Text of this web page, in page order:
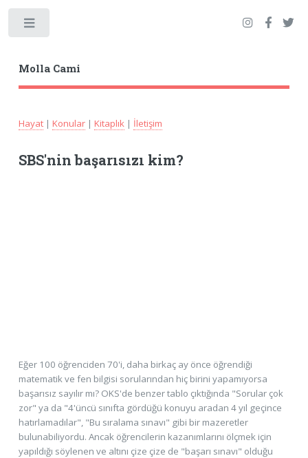
Molla Cami
Hayat| Konular| Kitaplık| İletişim
SBS'nin başarısızı kim?
Eğer 100 öğrenciden 70'i, daha birkaç ay önce öğrendiği
matematik ve fen bilgisi sorularından hiç birini yapamıyorsa
başarısız sayılır mı? OKS'de benzer tablo çıktığında "Sorular çok
zor" ya da "4'üncü sınıfta gördüğü konuyu aradan 4 yıl geçince
hatırlamadılar", "Bu sıralama sınavı" gibi bir mazeretler
bulunabiliyordu. Ancak öğrencilerin kazanımlarını ölçmek için
yapıldığı söylenen ve altını çize çize de "başarı sınavı" olduğu